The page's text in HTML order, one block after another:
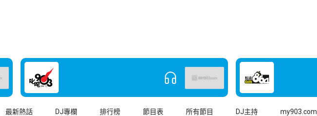
最新熱話 DJ專欄 排行榜 節目表 所有節目 DJ主持 my903.com